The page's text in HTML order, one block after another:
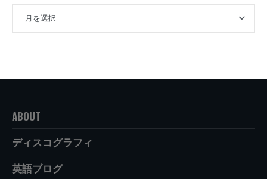
ABOUT
ディスコグラフィ
英語ブログ